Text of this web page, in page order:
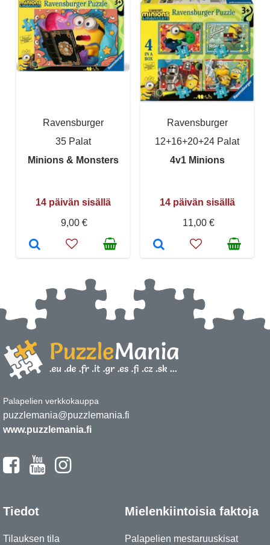
Ravensburger
35 Palat
Minions & Monsters
14 päivän sisällä
9,00 €
Ravensburger
12+16+20+24 Palat
4v1 Minions
14 päivän sisällä
11,00 €
Palapelien verkkokauppa
puzzlemania@puzzlemania.fi
www.puzzlemania.fi
Tiedot
Tilauksen tila
Mielenkiintoisia faktoja
Palapelien mestaruuskisat